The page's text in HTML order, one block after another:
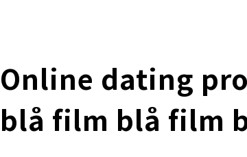
Online dating
blå film blå film